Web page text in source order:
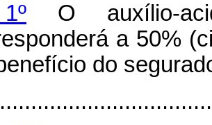
O auxílio-
a 50%
do